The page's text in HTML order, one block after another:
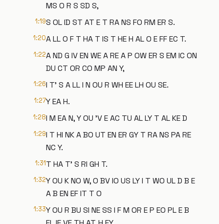
MS O R S SD S,
1:19S OL ID ST AT E T RA NS FO RM ER S.
1:20A LL O F T HA T IS T HE H AL O E FF EC T.
1:22A ND G IV EN WE A RE A P OW ER S EM IC ON
DU CT OR CO MP AN Y,
1:26I T' S A LL I N OU R WH EE LH OU SE.
1:27Y EA H.
1:28I M EA N, Y OU 'V E AC TU AL LY T AL KE D
1:29I T HI NK A BO UT EN ER GY T RA NS PA RE
NC Y.
1:31T HA T' S RI GH T.
1:32Y OU K NO W, O BV IO US LY I T WO UL D B E
A B EN EF IT T O
1:33Y OU R BU SI NE SS I F M OR E P EO PL E B